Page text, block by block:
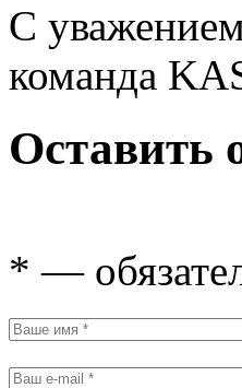
С
команда
Оставить
* —